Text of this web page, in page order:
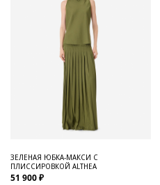
ЗЕЛЕНАЯ ЮБКА-МАКСИ С
ПЛИССИРОВКОЙ ALTHEA
51 900 ₽